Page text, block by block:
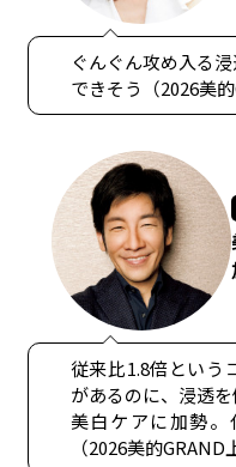
ぐんぐん攻め入る
できそう（2026美的
従来比1.8倍という
があるのに、浸透
美白ケアに加勢。
（2026美的GRAND